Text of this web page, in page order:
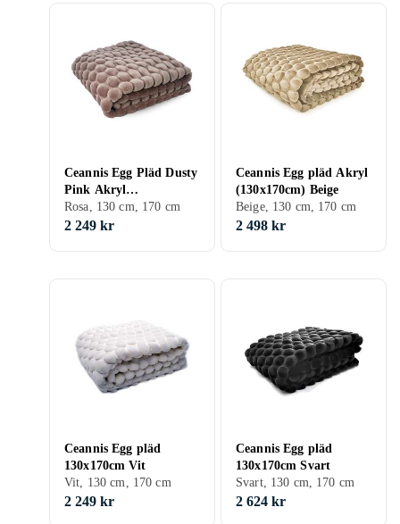
Ceannis Egg Pläd Dusty
Pink Akryl
(130x170cm)
Rosa, 130 cm, 170 cm
2 249 kr
Ceannis Egg pläd Akryl
(130x170cm) Beige
Beige, 130 cm, 170 cm
2 498 kr
Ceannis Egg pläd
130x170cm Vit
Vit, 130 cm, 170 cm
2 249 kr
Ceannis Egg pläd
130x170cm Svart
Svart, 130 cm, 170 cm
2 624 kr